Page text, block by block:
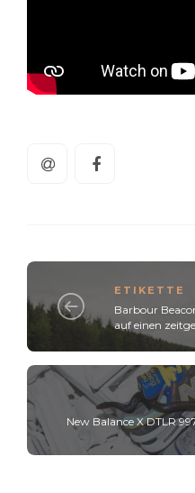
ETIKETTE
Barbour
auf einen
New Balance X DTLR